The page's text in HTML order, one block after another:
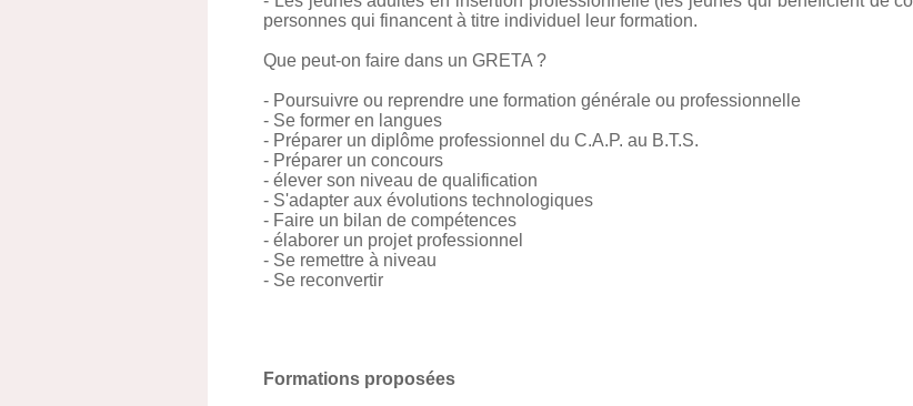
personnes qui financent à titre individuel leur formation.
Que peut-on faire dans un GRETA ?
- Poursuivre ou reprendre une formation générale ou professionnelle
- Se former en langues
- Préparer un diplôme professionnel du C.A.P. au B.T.S.
- Préparer un concours
- élever son niveau de qualification
- S'adapter aux évolutions technologiques
- Faire un bilan de compétences
- élaborer un projet professionnel
- Se remettre à niveau
- Se reconvertir
Formations proposées